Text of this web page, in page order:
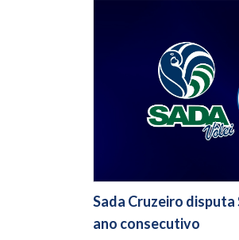
Sada Cruzeiro
ano consecutivo